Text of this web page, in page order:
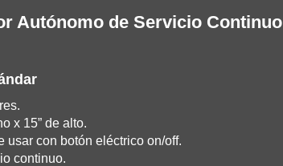
Autónomo de Servicio Continuo
x 15” de alto.
usar con botón eléctrico on/off.
continuo.